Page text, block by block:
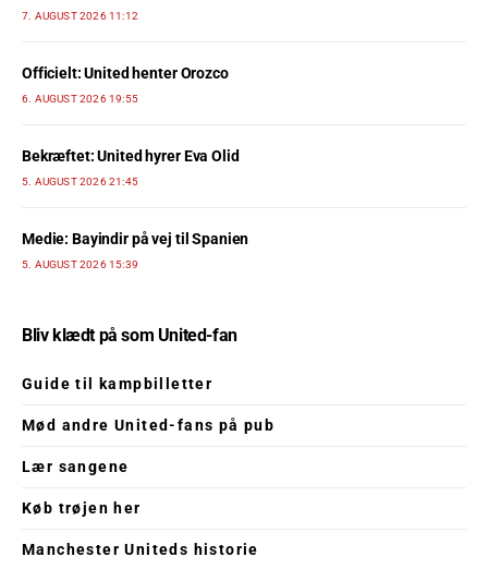
7. AUGUST 2026 11:12
Officielt: United henter Orozco
6. AUGUST 2026 19:55
Bekræftet: United hyrer Eva Olid
5. AUGUST 2026 21:45
Medie: Bayindir på vej til Spanien
5. AUGUST 2026 15:39
Bliv klædt på som United-fan
Guide til kampbilletter
Mød andre United-fans på pub
Lær sangene
Køb trøjen her
Manchester Uniteds historie